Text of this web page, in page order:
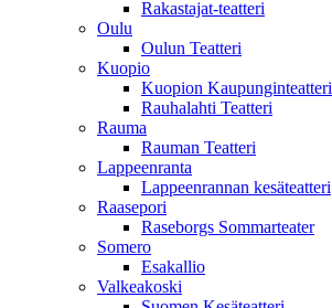
Rakastajat-teatteri
Oulu
Oulun Teatteri
Kuopio
Kuopion Kaupunginteatteri
Rauhalahti Teatteri
Rauma
Rauman Teatteri
Lappeenranta
Lappeenrannan kesäteatteri
Raasepori
Raseborgs Sommarteater
Somero
Esakallio
Valkeakoski